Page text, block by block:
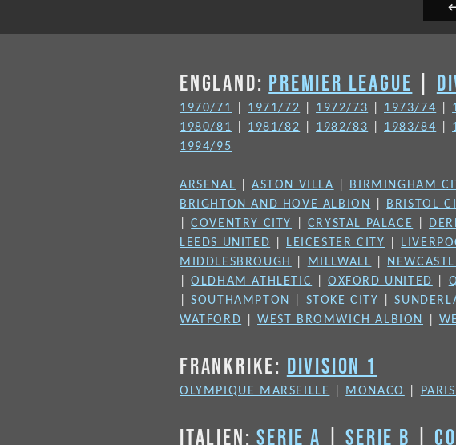
ENGLAND: PREMIER LEAGUE
1970/71 1971/72 1972/73 1973/74
1980/81
1981/82 1982/83 1983/84
1994/95
ARSENAL |ASTON VILLA BIRMINGHAM
BRIGHTON AND HOVE ALBION
BRISTOL
|COVENTRY CITY CRYSTAL PALACE
LEEDS UNITED
LEICESTER CITY
MIDDLESBROUGH
MILLWALL
|OLDHAM ATHLETIC |OXFORD UNITED
|SOUTHAMPTON STOKE CITY |
WATFORD |WEST BROMWICH ALBION
FRANKRIKE: DIVISION 1
OLYMPIQUE MARSEILLE MONACO
ITALIEN:SERIE A |SERIE B